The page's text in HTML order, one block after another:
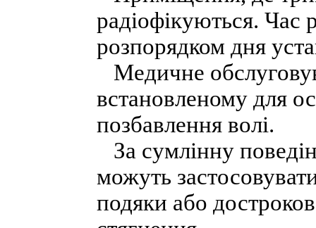
радіофікуються. Час
розпорядком дня
Медичне
встановленому для
позбавлення волі.
За сумлінну
можуть
подяки або